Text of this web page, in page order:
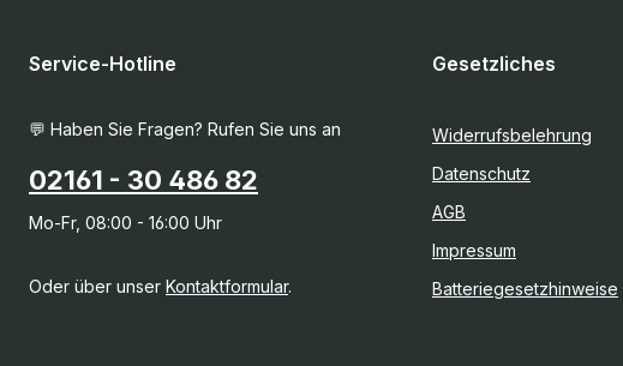
Service-Hotline
💬 Haben Sie Fragen? Rufen Sie uns an
02161 - 30 486 82
Mo-Fr, 08:00 - 16:00 Uhr
Oder über unser Kontaktformular.
Gesetzliches
Widerrufsbelehrung
Datenschutz
AGB
Impressum
Batteriegesetzhinweise